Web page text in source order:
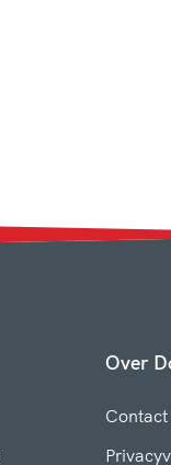
Over
Contact